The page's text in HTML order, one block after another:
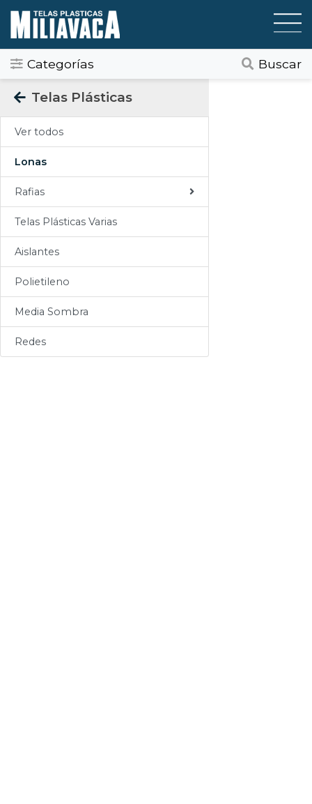
Categorías Buscar
Categorias
Todos
Gráfica / Comunicación Visual
Tapicería
Telas Plásticas
Telas Plásticas
Ver todos
Lonas
Rafias
Telas Plásticas Varias
Aislantes
Polietileno
Media Sombra
Redes
Felpudos
Toldos
Pisos
Sogas